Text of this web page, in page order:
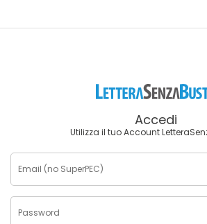
Accedi
Utilizza il tuo Account